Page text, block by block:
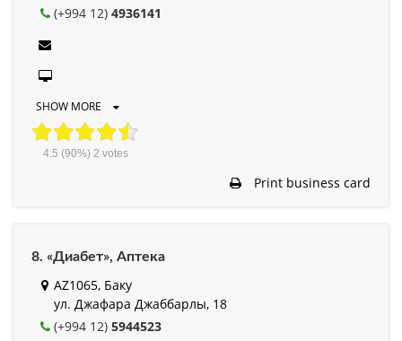
(+994 12) 4936141
SHOW MORE
4.5 (90%) 2 votes
Print business card
8. «Диабет», Аптека
AZ1065, Баку
ул. Джафара Джаббарлы, 18
(+994 12) 5944523